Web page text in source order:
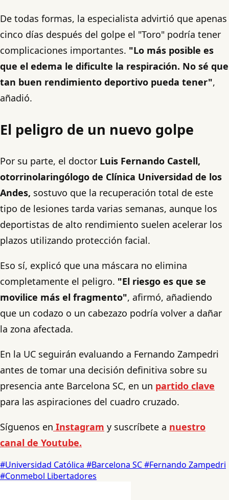
De todas formas, la especialista advirtió que apenas
cinco días después del golpe el "Toro" podría tener
complicaciones importantes. "Lo más posible es
que el edema le dificulte la respiración. No sé que
tan buen rendimiento deportivo pueda tener",
añadió.
El peligro de un nuevo golpe
Por su parte, el doctor Luis Fernando Castell,
otorrinolaringólogo de Clínica Universidad de los
Andes, sostuvo que la recuperación total de este
tipo de lesiones tarda varias semanas, aunque los
deportistas de alto rendimiento suelen acelerar los
plazos utilizando protección facial.
Eso sí, explicó que una máscara no elimina
completamente el peligro. "El riesgo es que se
movilice más el fragmento", afirmó, añadiendo
que un codazo o un cabezazo podría volver a dañar
la zona afectada.
En la UC seguirán evaluando a Fernando Zampedri
antes de tomar una decisión definitiva sobre su
presencia ante Barcelona SC, en un partido clave
para las aspiraciones del cuadro cruzado.
Síguenos en Instagram y suscríbete a nuestro
canal de Youtube.
#Universidad Católica #Barcelona SC#Fernando Zampedri
#Conmebol Libertadores